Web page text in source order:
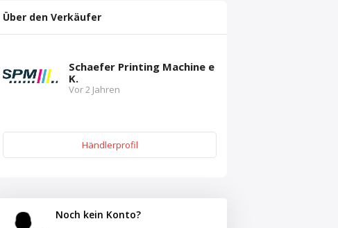
Über den Verkäufer
Schaefer Printing Machine e
K.
Vor 2 Jahren
Händlerprofil
Noch kein Konto?